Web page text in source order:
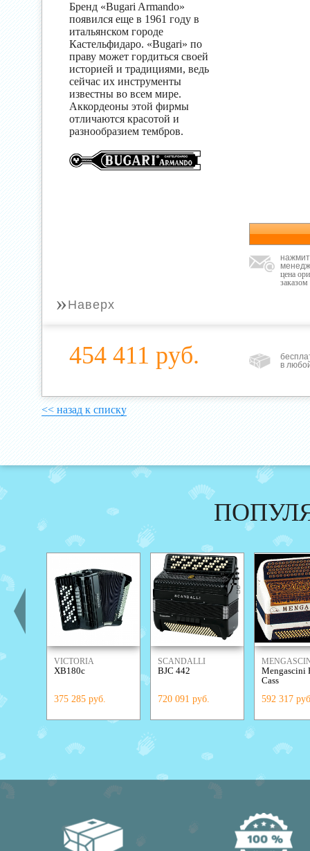
Бренд «Bugari Armando»
появился еще в 1961 году в
итальянском городе
Кастельфидаро. «Bugari» по
праву может гордиться своей
историей и традициями, ведь
сейчас их инструменты
известны во всем мире.
Аккордеоны этой фирмы
отличаются красотой и
разнообразием тембров.
цена
заказом
» Наверх
454 411 руб.
в
<< назад к списку
VICTORIA
XB180c
375 285 руб.
SCANDALLI
BJC 442
720 091 руб.
Mengascini
Cass
592 317